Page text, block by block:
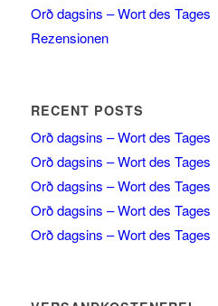
Orð dagsins – Wort des Tages
Rezensionen
RECENT POSTS
Orð dagsins – Wort des Tages
Orð dagsins – Wort des Tages
Orð dagsins – Wort des Tages
Orð dagsins – Wort des Tages
Orð dagsins – Wort des Tages